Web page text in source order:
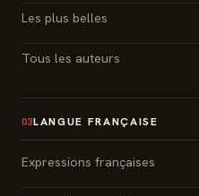
Les plus belles
Tous les auteurs
03LANGUE FRANÇAISE
Expressions françaises